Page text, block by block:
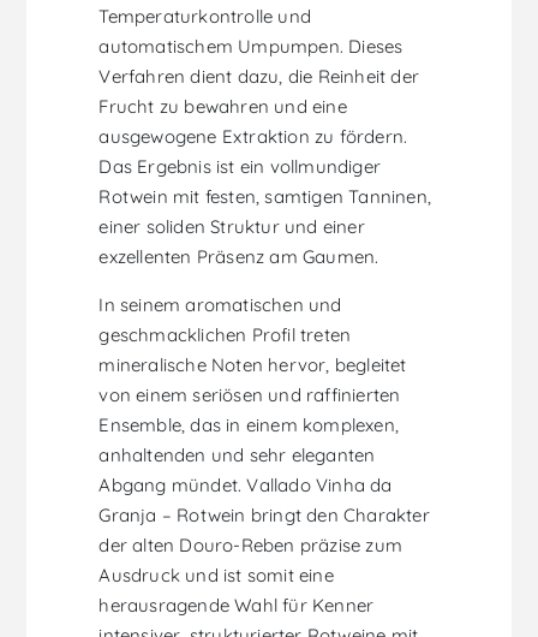
Temperaturkontrolle und
automatischem Umpumpen. Dieses
Verfahren dient dazu, die Reinheit der
Frucht zu bewahren und eine
ausgewogene Extraktion zu fördern.
Das Ergebnis ist ein vollmundiger
Rotwein mit festen, samtigen Tanninen,
einer soliden Struktur und einer
exzellenten Präsenz am Gaumen.
In seinem aromatischen und
geschmacklichen Profil treten
mineralische Noten hervor, begleitet
von einem seriösen und raffinierten
Ensemble, das in einem komplexen,
anhaltenden und sehr eleganten
Abgang mündet. Vallado Vinha da
Granja – Rotwein bringt den Charakter
der alten Douro-Reben präzise zum
Ausdruck und ist somit eine
herausragende Wahl für Kenner